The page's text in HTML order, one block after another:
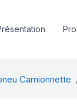
Camionnette